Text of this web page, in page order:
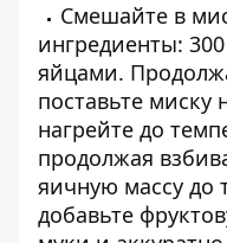
Смешайте в
ингредиенты:
яйцами.
поставьте
нагрейте до
продолжая
яичную массу до
добавьте